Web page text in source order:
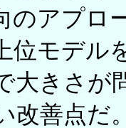
のアプロ
位モデル
大きさが
改善点だ